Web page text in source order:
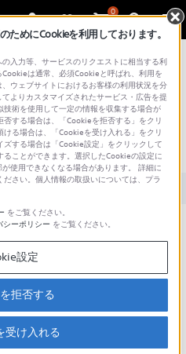
0
い合わせ プロフェッショナル／業務用
取扱説明書 Q&A
ためにCookieを利用しております。
入力等、サービスのリクエストに相当する利
は通常、必須Cookieと呼ばれ、利用を
ウェブサイトにおけるお客様の利用状況を分
よりカスタマイズされたサービス・広告を提
術を使用して一定の情報を収集する場合が
する場合は、「Cookieを拒否する」をクリ
る場合は、「Cookieを受け入れる」をクリ
する場合は「Cookie設定」をクリックして
ことができます。選択したCookieの設定に
使用できなくなる場合があります。 詳細に
さい。個人情報の取扱いについては、プラ
をご覧ください。
シーポリシー をご覧ください。
設定
拒否する
受け入れる